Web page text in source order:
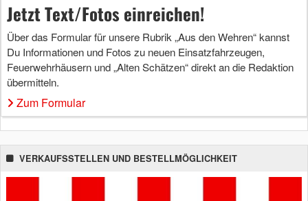
Jetzt Text/Fotos einreichen!
Über das Formular für unsere Rubrik „Aus den Wehren“ kannst
Du Informationen und Fotos zu neuen Einsatzfahrzeugen,
Feuerwehrhäusern und „Alten Schätzen“ direkt an die Redaktion
übermitteln.
Zum Formular
VERKAUFSSTELLEN UND BESTELLMÖGLICHKEIT